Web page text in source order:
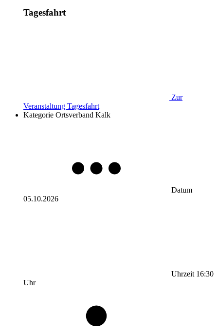
Tagesfahrt
Zur
Veranstaltung Tagesfahrt
Kategorie Ortsverband Kalk
Datum
05.10.2026
Uhrzeit 16:30
Uhr